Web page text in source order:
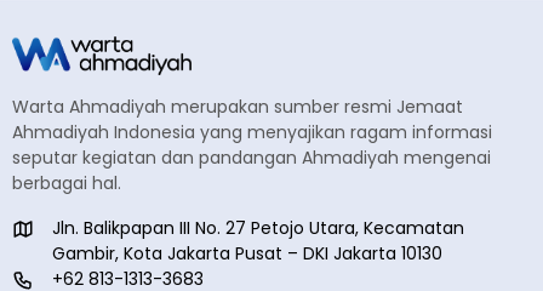
Warta Ahmadiyah merupakan sumber resmi Jemaat
Ahmadiyah Indonesia yang menyajikan ragam informasi
seputar kegiatan dan pandangan Ahmadiyah mengenai
berbagai hal.
Jln. Balikpapan III No. 27 Petojo Utara, Kecamatan
Gambir, Kota Jakarta Pusat – DKI Jakarta 10130
+62 813-1313-3683